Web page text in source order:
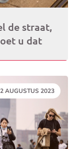
de straat,
u dat
AUGUSTUS 2023